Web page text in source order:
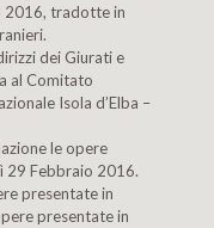
2016, tradotte in
dei Giurati e
al Comitato
Isola d’Elba –
le opere
29 Febbraio 2016.
presentate in
presentate in